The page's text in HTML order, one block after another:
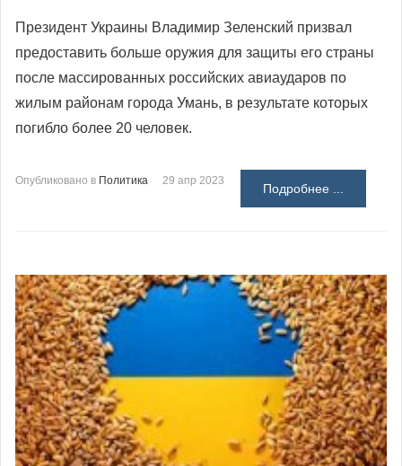
Президент Украины Владимир Зеленский призвал
предоставить больше оружия для защиты его страны
после массированных российских авиаударов по
жилым районам города Умань, в результате которых
погибло более 20 человек.
Опубликовано в Политика 29 апр 2023
Подробнее ...